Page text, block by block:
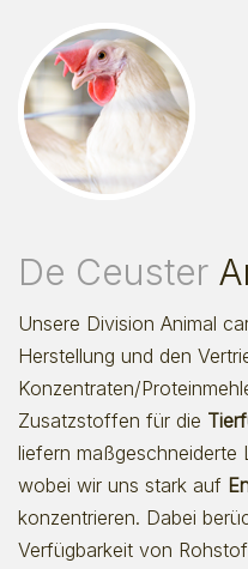
De Ceuster
Unsere Division Animal
Herstellung und den
Konzentraten/
Zusatzstoffen für die
liefern maßgeschneiderte
wobei wir uns stark auf
konzentrieren. Dabei
Verfügbarkeit von